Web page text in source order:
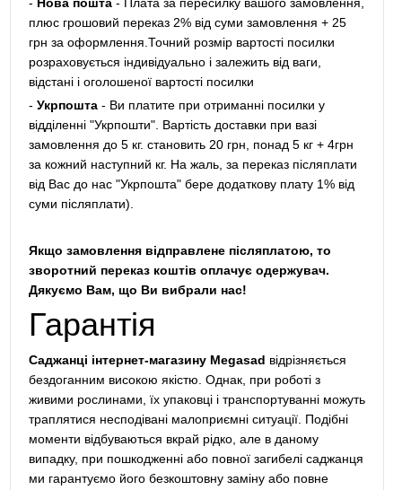
плюс грошовий переказ 2% від суми замовлення + 25
грн за оформлення.Точний розмір вартості посилки
розраховується індивідуально і залежить від ваги,
відстані і оголошеної вартості посилки
- Укрпошта- Ви платите при отриманні посилки у
відділенні "Укрпошти". Вартість доставки при вазі
замовлення до 5 кг. становить 20 грн, понад 5 кг + 4грн
за кожний наступний кг. На жаль, за переказ післяплати
від Вас до нас "Укрпошта" бере додаткову плату 1% від
суми післяплати).
Якщо замовлення відправлене післяплатою, то
зворотний переказ коштів оплачує одержувач.
Дякуємо Вам, що Ви вибрали нас!
Гарантія
Саджанці інтернет-магазину Megasad відрізняється
бездоганним високою якістю. Однак, при роботі з
живими рослинами, їх упаковці і транспортуванні можуть
траплятися несподівані малоприємні ситуації. Подібні
моменти відбуваються вкрай рідко, але в даному
випадку, при пошкодженні або повної загибелі саджанця
ми гарантуємо його безкоштовну заміну або повне